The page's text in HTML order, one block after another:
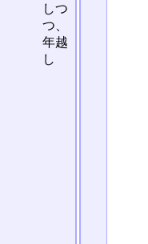
しつ
つ、
年越
し